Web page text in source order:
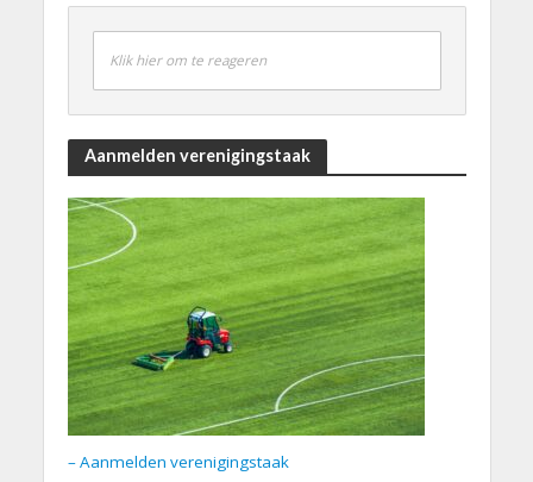
Klik hier om te reageren
Aanmelden verenigingstaak
– Aanmelden verenigingstaak